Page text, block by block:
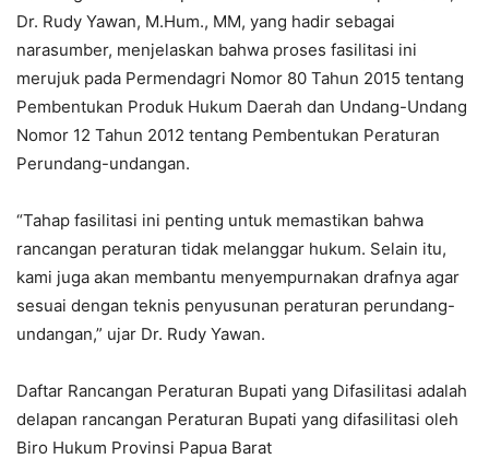
Dr. Rudy Yawan, M.Hum., MM, yang hadir sebagai
narasumber, menjelaskan bahwa proses fasilitasi ini
merujuk pada Permendagri Nomor 80 Tahun 2015 tentang
Pembentukan Produk Hukum Daerah dan Undang-Undang
Nomor 12 Tahun 2012 tentang Pembentukan Peraturan
Perundang-undangan.
“Tahap fasilitasi ini penting untuk memastikan bahwa
rancangan peraturan tidak melanggar hukum. Selain itu,
kami juga akan membantu menyempurnakan drafnya agar
sesuai dengan teknis penyusunan peraturan perundang-
undangan,” ujar Dr. Rudy Yawan.
Daftar Rancangan Peraturan Bupati yang Difasilitasi adalah
delapan rancangan Peraturan Bupati yang difasilitasi oleh
Biro Hukum Provinsi Papua Barat